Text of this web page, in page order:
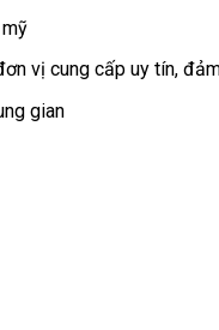
vị cung cấp uy tín,
gian